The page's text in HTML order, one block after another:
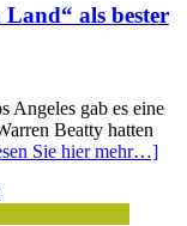
als bester
Angeles gab es eine
Beatty hatten
Sie hier mehr…]